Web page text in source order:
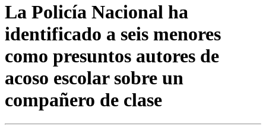
La Policía Nacional ha
identificado a seis menores
como presuntos autores de
acoso escolar sobre un
compañero de clase